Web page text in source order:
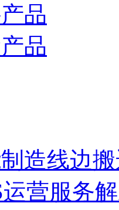
品
品
造线边
运营服务